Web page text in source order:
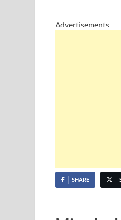
Advertisements
SHARE